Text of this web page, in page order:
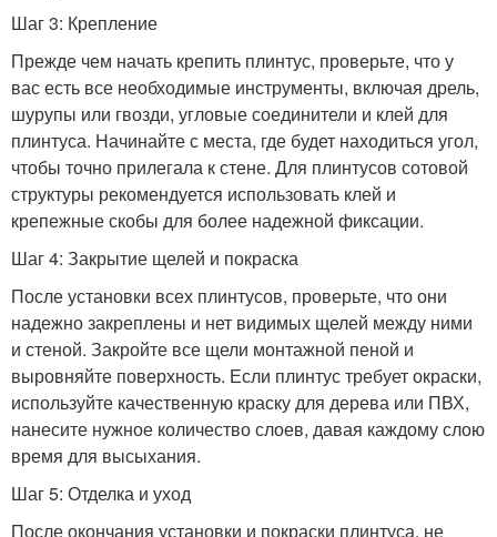
Шаг 3: Крепление
Прежде чем начать крепить плинтус, проверьте, что у
вас есть все необходимые инструменты, включая дрель,
шурупы или гвозди, угловые соединители и клей для
плинтуса. Начинайте с места, где будет находиться угол,
чтобы точно прилегала к стене. Для плинтусов сотовой
структуры рекомендуется использовать клей и
крепежные скобы для более надежной фиксации.
Шаг 4: Закрытие щелей и покраска
После установки всех плинтусов, проверьте, что они
надежно закреплены и нет видимых щелей между ними
и стеной. Закройте все щели монтажной пеной и
выровняйте поверхность. Если плинтус требует окраски,
используйте качественную краску для дерева или ПВХ,
нанесите нужное количество слоев, давая каждому слою
время для высыхания.
Шаг 5: Отделка и уход
После окончания установки и покраски плинтуса, не